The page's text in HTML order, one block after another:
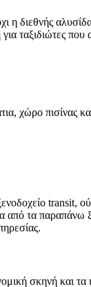
η διεθνής
ταξιδιώτες που
πισίνας
transit,
από τα παραπάνω
σκηνή και